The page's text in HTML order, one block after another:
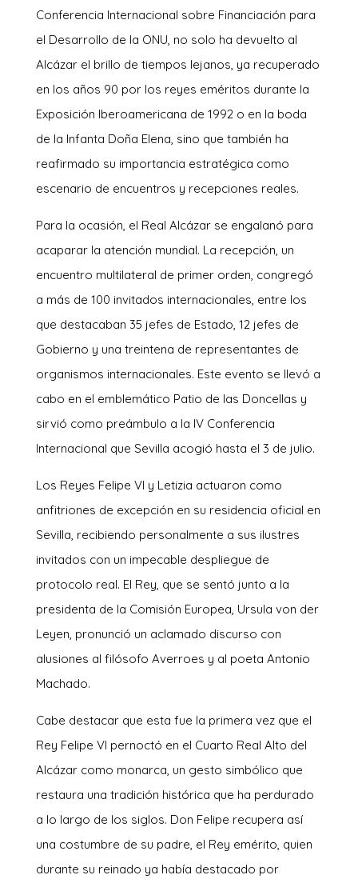
Conferencia Internacional sobre Financiación para
el Desarrollo de la ONU, no solo ha devuelto al
Alcázar el brillo de tiempos lejanos, ya recuperado
en los años 90 por los reyes eméritos durante la
Exposición Iberoamericana de 1992 o en la boda
de la Infanta Doña Elena, sino que también ha
reafirmado su importancia estratégica como
escenario de encuentros y recepciones reales.
Para la ocasión, el Real Alcázar se engalanó para
acaparar la atención mundial. La recepción, un
encuentro multilateral de primer orden, congregó
a más de 100 invitados internacionales, entre los
que destacaban 35 jefes de Estado, 12 jefes de
Gobierno y una treintena de representantes de
organismos internacionales. Este evento se llevó a
cabo en el emblemático Patio de las Doncellas y
sirvió como preámbulo a la IV Conferencia
Internacional que Sevilla acogió hasta el 3 de julio.
Los Reyes Felipe VI y Letizia actuaron como
anfitriones de excepción en su residencia oficial en
Sevilla, recibiendo personalmente a sus ilustres
invitados con un impecable despliegue de
protocolo real. El Rey, que se sentó junto a la
presidenta de la Comisión Europea, Ursula von der
Leyen, pronunció un aclamado discurso con
alusiones al filósofo Averroes y al poeta Antonio
Machado.
Cabe destacar que esta fue la primera vez que el
Rey Felipe VI pernoctó en el Cuarto Real Alto del
Alcázar como monarca, un gesto simbólico que
restaura una tradición histórica que ha perdurado
a lo largo de los siglos. Don Felipe recupera así
una costumbre de su padre, el Rey emérito, quien
durante su reinado ya había destacado por